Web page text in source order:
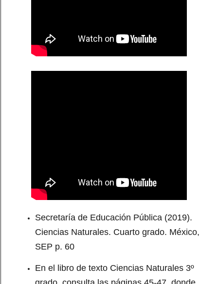
Secretaría de Educación Pública (2019).
Ciencias Naturales. Cuarto grado. México,
SEP p. 60
En el libro de texto Ciencias Naturales 3º